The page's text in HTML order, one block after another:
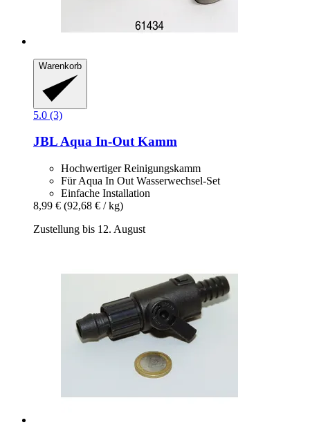
Warenkorb
5.0 (3)
JBLAqua In-​Out Kamm
Hochwertiger Reinigungskamm
Für Aqua In Out Wasserwechsel-Set
Einfache Installation
8,99 € (92,68 € / kg)
Zustellung bis 12. August